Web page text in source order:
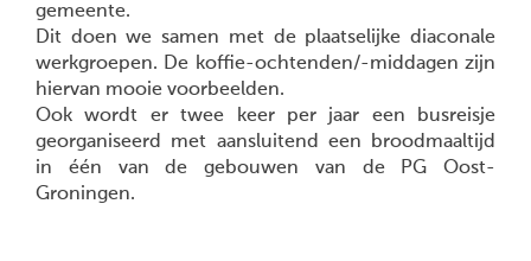
gemeente.
Dit doen we samen met de plaatselijke diaconale
werkgroepen. De koffie-ochtenden/-middagen zijn
hiervan mooie voorbeelden.
Ook wordt er twee keer per jaar een busreisje
georganiseerd met aansluitend een broodmaaltijd
in één van de gebouwen van de PG Oost-
Groningen.